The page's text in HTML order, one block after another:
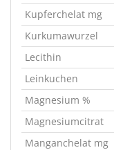
Kupferchelat mg
Kurkumawurzel
Lecithin
Leinkuchen
Magnesium %
Magnesiumcitrat
Manganchelat mg